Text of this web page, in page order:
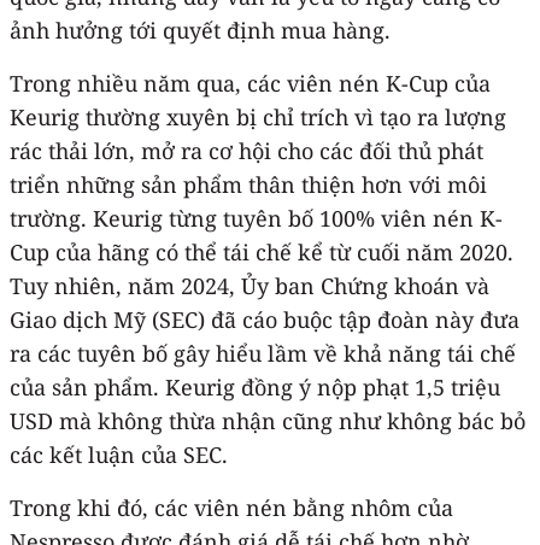
ảnh hưởng tới quyết định mua hàng.
Trong nhiều năm qua, các viên nén K-Cup của
Keurig thường xuyên bị chỉ trích vì tạo ra lượng
rác thải lớn, mở ra cơ hội cho các đối thủ phát
triển những sản phẩm thân thiện hơn với môi
trường. Keurig từng tuyên bố 100% viên nén K-
Cup của hãng có thể tái chế kể từ cuối năm 2020.
Tuy nhiên, năm 2024, Ủy ban Chứng khoán và
Giao dịch Mỹ (SEC) đã cáo buộc tập đoàn này đưa
ra các tuyên bố gây hiểu lầm về khả năng tái chế
của sản phẩm. Keurig đồng ý nộp phạt 1,5 triệu
USD mà không thừa nhận cũng như không bác bỏ
các kết luận của SEC.
Trong khi đó, các viên nén bằng nhôm của